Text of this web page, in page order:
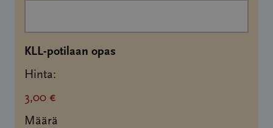
KLL-potilaan opas
Hinta:
3,00 €
Määrä